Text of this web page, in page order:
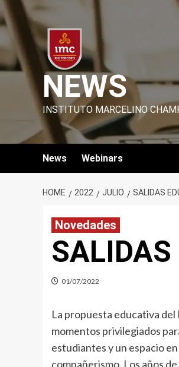
Skip
to
NEWS
INSTITUTO MARCELINO
News Webinars
HOME 2022 JULIO SALIDAS
Novedades
01/07/2022
La propuesta educativa
momentos privilegiados
estudiantes y un espacio
compañerismo. Los años